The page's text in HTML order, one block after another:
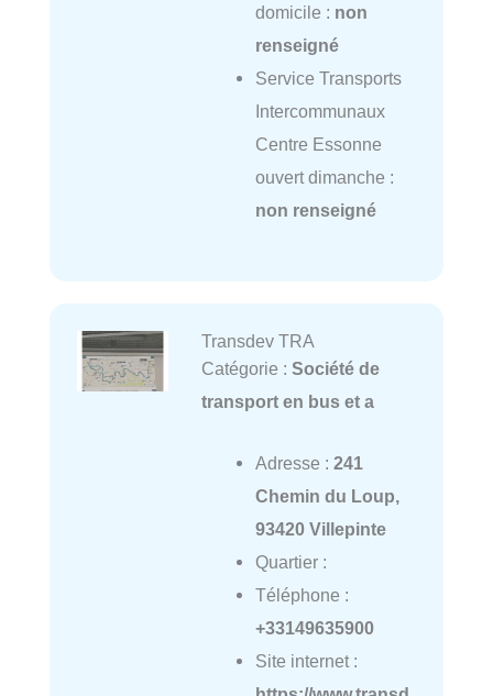
domicile : non
renseigné
Service Transports
Intercommunaux
Centre Essonne
ouvert dimanche :
non renseigné
Transdev TRA
Catégorie : Société de
transport en bus et a
Adresse : 241
Chemin du Loup,
93420 Villepinte
Quartier :
Téléphone :
+33149635900
Site internet :